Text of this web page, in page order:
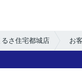
さ住宅都城店 お